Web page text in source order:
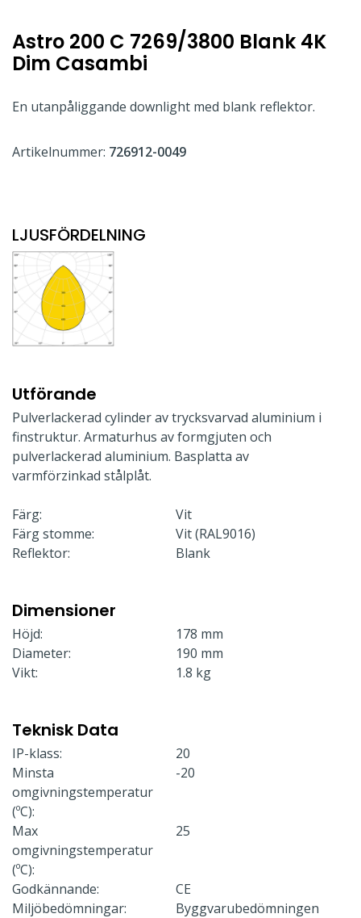
Astro 200 C 7269/3800 Blank 4K
Dim Casambi
En utanpåliggande downlight med blank reflektor.
Artikelnummer: 726912-0049
LJUSFÖRDELNING
Utförande
Pulverlackerad cylinder av trycksvarvad aluminium i
finstruktur. Armaturhus av formgjuten och
pulverlackerad aluminium. Basplatta av
varmförzinkad stålplåt.
Färg:
Vit
Färg stomme:
Vit (RAL9016)
Reflektor:
Blank
Dimensioner
Höjd:
178 mm
Diameter:
190 mm
Vikt:
1.8 kg
Teknisk Data
IP-klass:
20
Minsta
omgivningstemperatur
(ºC):
-20
Max
omgivningstemperatur
(ºC):
25
Godkännande:
CE
Miljöbedömningar:
Byggvarubedömningen